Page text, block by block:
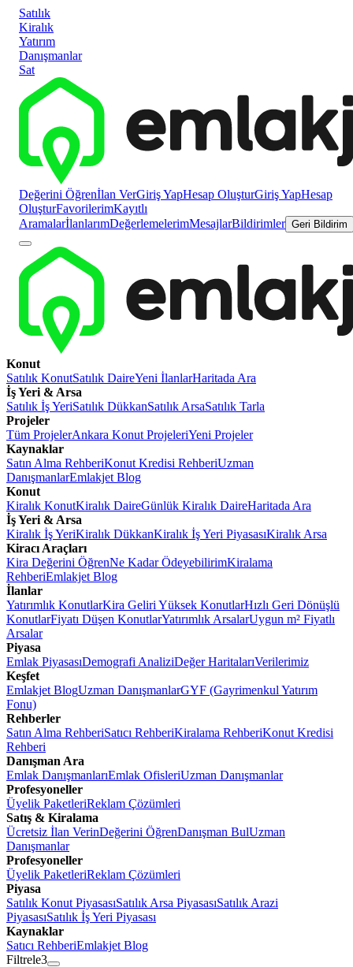
Satılık
Kiralık
Yatırım
Danışmanlar
Sat
Değerini Öğrenİlan VerGiriş YapHesap OluşturGiriş YapHesap
OluşturFavorilerimKayıtlı
AramalarİlanlarımDeğerlemelerimMesajlarBildirimler Geri Bildirim
Konut
Satılık KonutSatılık DaireYeni İlanlarHaritada Ara
İş Yeri & Arsa
Satılık İş YeriSatılık DükkanSatılık ArsaSatılık Tarla
Projeler
Tüm ProjelerAnkara Konut ProjeleriYeni Projeler
Kaynaklar
Satın Alma RehberiKonut Kredisi RehberiUzman
DanışmanlarEmlakjet Blog
Konut
Kiralık KonutKiralık DaireGünlük Kiralık DaireHaritada Ara
İş Yeri & Arsa
Kiralık İş YeriKiralık DükkanKiralık İş Yeri PiyasasıKiralık Arsa
Kiracı Araçları
Kira Değerini ÖğrenNe Kadar ÖdeyebilirimKiralama
RehberiEmlakjet Blog
İlanlar
Yatırımlık KonutlarKira Geliri Yüksek KonutlarHızlı Geri Dönüşlü
KonutlarFiyatı Düşen KonutlarYatırımlık ArsalarUygun m² Fiyatlı
Arsalar
Piyasa
Emlak PiyasasıDemografi AnaliziDeğer HaritalarıVerilerimiz
Keşfet
Emlakjet BlogUzman DanışmanlarGYF (Gayrimenkul Yatırım
Fonu)
Rehberler
Satın Alma RehberiSatıcı RehberiKiralama RehberiKonut Kredisi
Rehberi
Danışman Ara
Emlak DanışmanlarıEmlak OfisleriUzman Danışmanlar
Profesyoneller
Üyelik PaketleriReklam Çözümleri
Satış & Kiralama
Ücretsiz İlan VerinDeğerini ÖğrenDanışman BulUzman
Danışmanlar
Profesyoneller
Üyelik PaketleriReklam Çözümleri
Piyasa
Satılık Konut PiyasasıSatılık Arsa PiyasasıSatılık Arazi
PiyasasıSatılık İş Yeri Piyasası
Kaynaklar
Satıcı RehberiEmlakjet Blog
Filtrele3